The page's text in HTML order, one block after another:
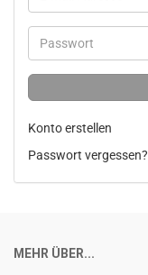
Konto erstellen
Passwort vergessen?
MEHR ÜBER...